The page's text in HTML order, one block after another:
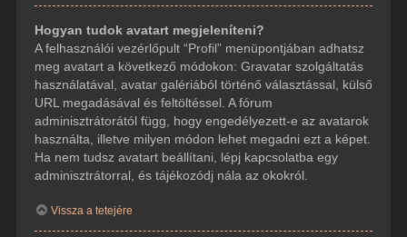
Hogyan tudok avatart megjeleníteni?
A felhasználói vezérlőpult “Profil” menüpontjában adhatsz
meg avatart a következő módokon: Gravatar szolgáltatás
használatával, avatar galériából történő választással, külső
URL megadásával és feltöltéssel. A fórum
adminisztrátorától függ, hogy engedélyezett-e az avatarok
használta, illetve milyen módon lehet megadni ezt a képet.
Ha nem tudsz avatart beállítani, lépj kapcsolatba egy
adminisztrátorral, és tájékozódj nála az okokról.
Vissza a tetejére